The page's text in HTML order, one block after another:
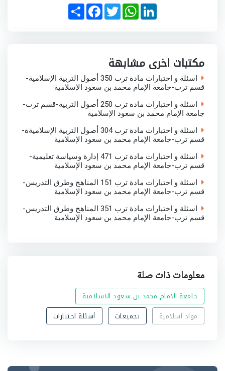
S
h
a
F
a
c
T
w
i
W
h
a
p
p
L
i
n
n
مكتبات اخرى مشابهة
اسئلة و اختبارات مادة ترب 350 أصول التربية الإسلامية-
قسم ترب-جامعة الإمام محمد بن سعود الإسلامية
اسئلة و اختبارات مادة ترب 250 أصول التربية-قسم ترب-
جامعة الإمام محمد بن سعود الإسلامية
اسئلة و اختبارات مادة ترب 304 أصول التربية الإسلاميةة-
قسم ترب-جامعة الإمام محمد بن سعود الإسلامية
اسئلة و اختبارات مادة ترب 471 إدارة وسياسة تعليمية-
قسم ترب-جامعة الإمام محمد بن سعود الإسلامية
اسئلة و اختبارات مادة ترب 151 المناهج وطرق التدريس-
قسم ترب-جامعة الإمام محمد بن سعود الإسلامية
اسئلة و اختبارات مادة ترب 351 المناهج وطرق التدريس-
قسم ترب-جامعة الإمام محمد بن سعود الإسلامية
معلومات ذات صلة
جامعة الامام محمد بن سعود الاسلامية
مواد اسلامية
تجميعات أسئلة اختبارات